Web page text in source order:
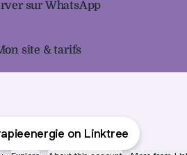
sur WhatsApp
site & tarifs
on Linktree